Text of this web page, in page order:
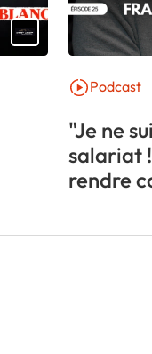
"Je ne
salariat
rendre
Podcast